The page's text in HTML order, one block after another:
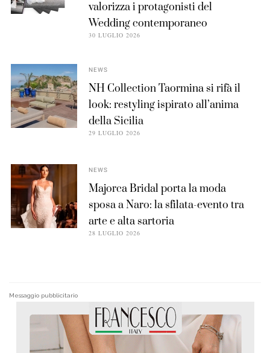
valorizza i protagonisti del
Wedding contemporaneo
30 LUGLIO 2026
NEWS
NH Collection Taormina si rifà il
look: restyling ispirato all’anima
della Sicilia
29 LUGLIO 2026
NEWS
Majorca Bridal porta la moda
sposa a Naro: la sfilata-evento tra
arte e alta sartoria
28 LUGLIO 2026
Messaggio pubblicitario